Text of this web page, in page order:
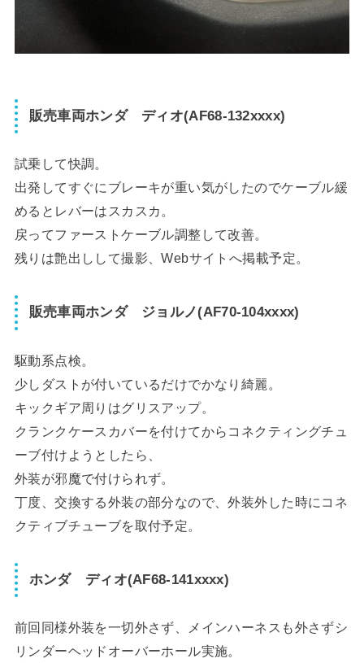
販売車両ホンダ ディオ(AF68-132xxxx)
試乗して快調。
出発してすぐにブレーキが重い気がしたのでケーブル緩
めるとレバーはスカスカ。
戻ってファーストケーブル調整して改善。
残りは艶出しして撮影、Webサイトへ掲載予定。
販売車両ホンダ ジョルノ(AF70-104xxxx)
駆動系点検。
少しダストが付いているだけでかなり綺麗。
キックギア周りはグリスアップ。
クランクケースカバーを付けてからコネクティングチュ
ーブ付けようとしたら、
外装が邪魔で付けられず。
丁度、交換する外装の部分なので、外装外した時にコネ
クティブチューブを取付予定。
ホンダ ディオ(AF68-141xxxx)
前回同様外装を一切外さず、メインハーネスも外さずシ
リンダーヘッドオーバーホール実施。